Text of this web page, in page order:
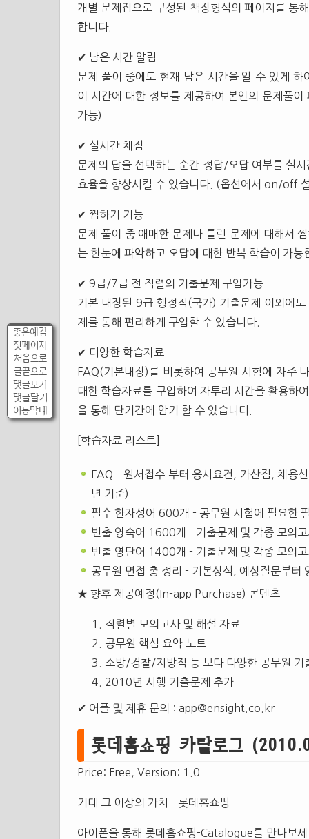
좋은예감
첫페이지
처음으로
글끝으로
댓글보기
댓글달기
이동막대
개별 문제집으로 구성된 책장형식의 페이지를 통
합니다.
✔ 남은 시간 알림
문제 풀이 중에도 현재 남은 시간을 알 수 있게
이 시간에 대한 정보를 제공하여 본인의 문제풀
가능)
✔ 실시간 채점
문제의 답을 선택하는 순간 정답/오답 여부를 실
효율을 향상시킬 수 있습니다. (옵션에서 on/off
✔ 찜하기 기능
문제 풀이 중 애매한 문제나 틀린 문제에 대해서
는 한눈에 파악하고 오답에 대한 반복 학습이 가능
✔ 9급/7급 전 직렬의 기출문제 구입가능
기본 내장된 9급 행정직(국가) 기출문제 이외에
제를 통해 편리하게 구입할 수 있습니다.
✔ 다양한 학습자료
FAQ(기본내장)를 비롯하여 공무원 시험에 자주
대한 학습자료를 구입하여 자투리 시간을 활용하
을 통해 단기간에 암기 할 수 있습니다.
[학습자료 리스트]
FAQ - 원서접수 부터 응시요건, 가산점, 채용
년 기준)
필수 한자성어 600개 - 공무원 시험에 필요한
빈출 영숙어 1600개 - 기출문제 및 각종 모의
빈출 영단어 1400개 - 기출문제 및 각종 모의
공무원 면접 총 정리 - 기본상식, 예상질문부터
★ 향후 제공예정(In-app Purchase) 콘텐츠
직렬별 모의고사 및 해설 자료
공무원 핵심 요약 노트
소방/경찰/지방직 등 보다 다양한 공무원 기
2010년 시행 기출문제 추가
✔ 어플 및 제휴 문의 : app@ensight.co.kr
롯데홈쇼핑 카탈로그
Price: Free, Version: 1.0
기대 그 이상의 가치 - 롯데홈쇼핑
아이폰을 통해 롯데홈쇼핑-Catalogue를 만나보